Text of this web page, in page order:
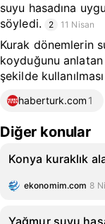
suyu hasadına
söyledi.
2 11 Nisan
Kurak dönemlerin
koyduğunu
şekilde
haberturk.com 1
Diğer konular
Konya kuraklık
ekonomim.com 8
Yağmur suyu